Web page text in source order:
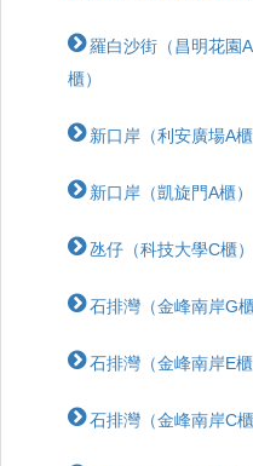
羅白沙街（昌明花園A
櫃）
新口岸（利安廣場A櫃
新口岸（凱旋門A櫃）
氹仔（科技大學C櫃）
石排灣（金峰南岸G櫃
石排灣（金峰南岸E櫃
石排灣（金峰南岸C櫃